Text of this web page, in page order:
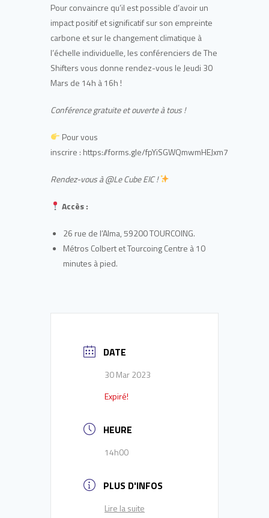
Pour convaincre qu’il est possible d’avoir un
impact positif et significatif sur son empreinte
carbone et sur le changement climatique à
l’échelle individuelle, les conférenciers de The
Shifters vous donne rendez-vous le Jeudi 30
Mars de 14h à 16h !
Conférence gratuite et ouverte à tous !
Pour vous
inscrire : https://forms.gle/fpYiSGWQmwmHEJxm7
Rendez-vous à @Le Cube EIC !
Accès :
26 rue de l’Alma, 59200 TOURCOING.
Métros Colbert et Tourcoing Centre à 10
minutes à pied.
DATE
30 Mar 2023
Expiré!
HEURE
14h00
PLUS D'INFOS
Lire la suite